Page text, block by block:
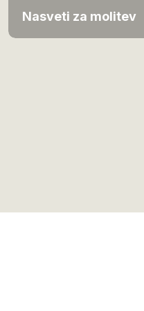
Nasveti za molitev